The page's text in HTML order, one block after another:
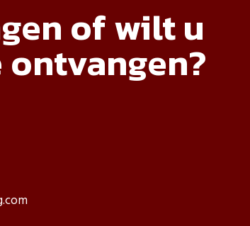
of wilt u